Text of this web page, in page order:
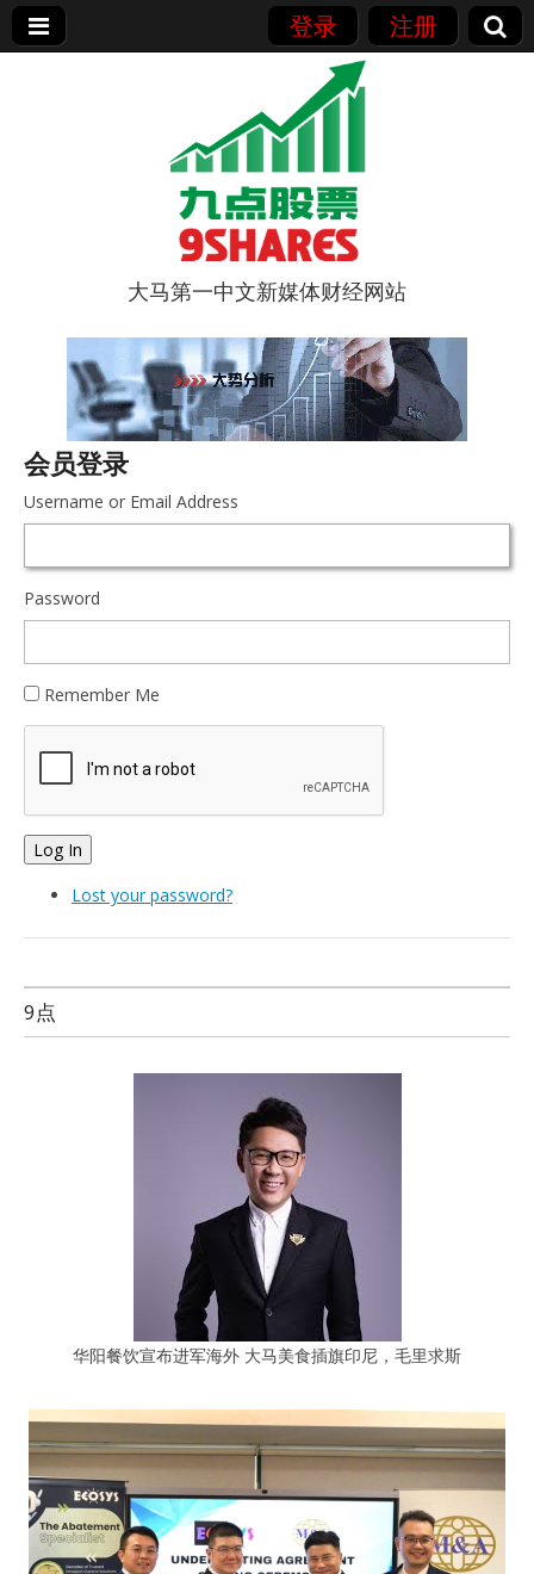
登录 注册
9点股票
大马第一中文新媒体财经网站
会员登录
Username or Email Address
Password
Remember Me
Log In
Lost your password?
9点
华阳餐饮宣布进军海外 大马美食插旗印尼，毛里求斯